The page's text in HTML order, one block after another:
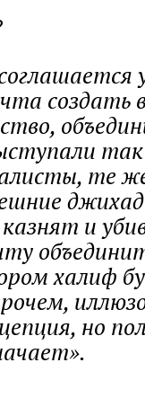
создать
те
и
халиф
но